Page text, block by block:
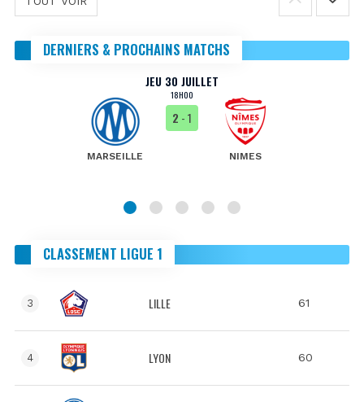
DERNIERS & PROCHAINS MATCHS
JEU 30 JUILLET
18H00
MARSEILLE
2 - 1
NIMES
CLASSEMENT LIGUE 1
3 LILLE 61
4 LYON 60